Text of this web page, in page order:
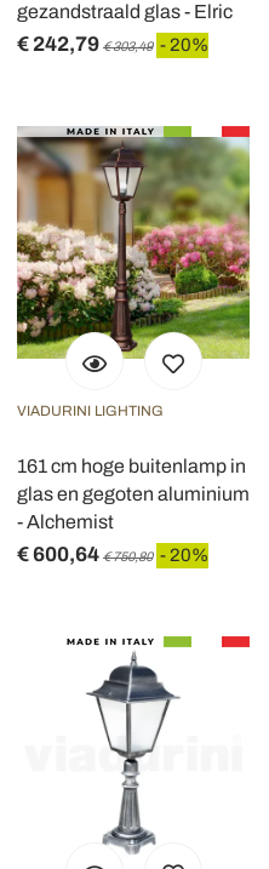
gezandstraald glas - Elric
€ 242,79 € 303,49 - 20%
VIADURINI LIGHTING
161 cm hoge buitenlamp in
glas en gegoten aluminium
- Alchemist
€ 600,64 € 750,80 - 20%